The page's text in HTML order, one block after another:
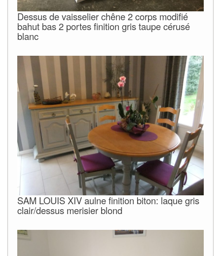
Dessus de vaisselier chêne 2 corps modifié
bahut bas 2 portes finition gris taupe cérusé
blanc
SAM LOUIS XIV aulne finition biton: laque gris
clair/dessus merisier blond